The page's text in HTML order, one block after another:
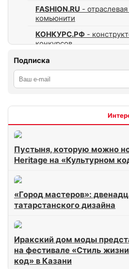
FASHION.RU -
комьюнити
КОНКУРС.РФ -
конкурсов
Подписка
Пустыня, которую можно
Heritage на «Культурном
«Город мастеров»:
татарстанского дизайна
Иракский дом моды
на фестивале «Стиль
код» в Казани